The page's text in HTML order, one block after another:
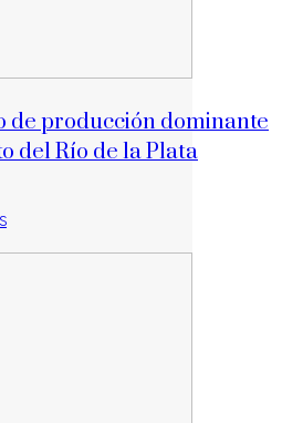
de producción dominante
del Río de la Plata